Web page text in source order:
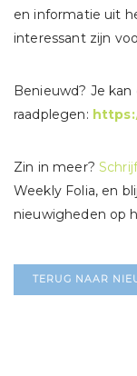
en informatie uit
interessant zijn
Benieuwd? Je kan
raadplegen:
Zin in meer?
Weekly Folia, en
nieuwigheden op
TERUG NAAR